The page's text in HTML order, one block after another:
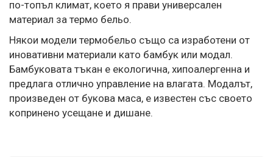
по-топъл климат, което я прави универсален
материал за термо бельо.
Някои модели термобельо също са изработени от
иновативни материали като бамбук или модал.
Бамбуковата тъкан е екологична, хипоалергенна и
предлага отлично управление на влагата. Модалът,
произведен от букова маса, е известен със своето
копринено усещане и дишане.